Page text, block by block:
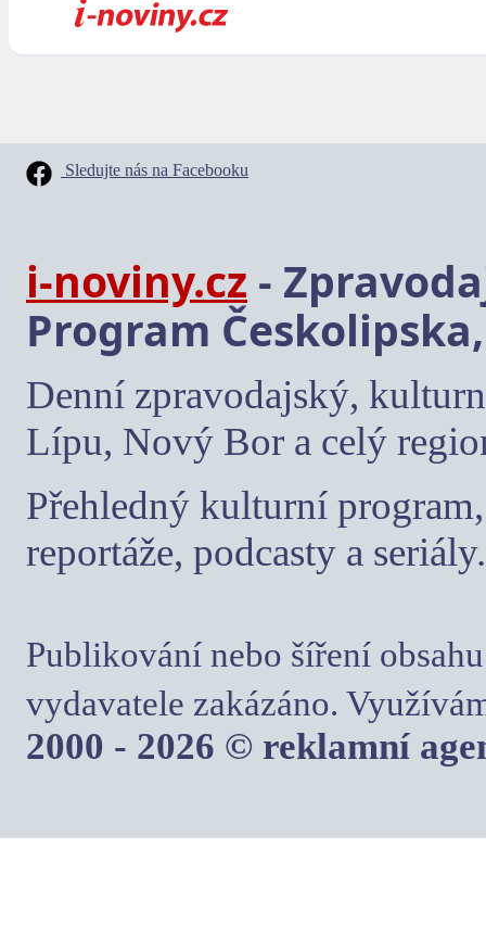
Sledujte nás na Facebooku
i-noviny.cz -
Program
Denní zpravodajský,
Lípu, Nový Bor a celý
Přehledný kulturní
reportáže, podcasty a seriály.
Publikování nebo šíření
vydavatele zakázáno.
2000 - 2026 © reklamní